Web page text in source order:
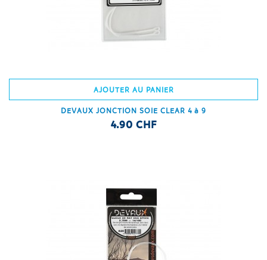
AJOUTER AU PANIER
DEVAUX JONCTION SOIE CLEAR 4 à 9
4.90 CHF